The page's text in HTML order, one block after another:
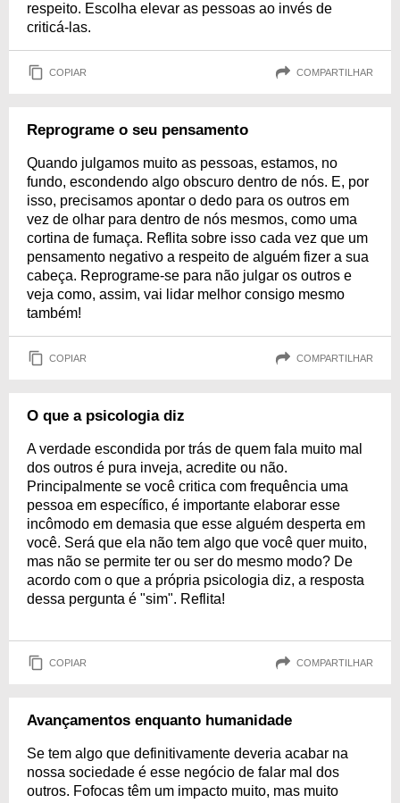
respeito. Escolha elevar as pessoas ao invés de
criticá-las.
COPIAR COMPARTILHAR
Reprograme o seu pensamento
Quando julgamos muito as pessoas, estamos, no
fundo, escondendo algo obscuro dentro de nós. E, por
isso, precisamos apontar o dedo para os outros em
vez de olhar para dentro de nós mesmos, como uma
cortina de fumaça. Reflita sobre isso cada vez que um
pensamento negativo a respeito de alguém fizer a sua
cabeça. Reprograme-se para não julgar os outros e
veja como, assim, vai lidar melhor consigo mesmo
também!
COPIAR COMPARTILHAR
O que a psicologia diz
A verdade escondida por trás de quem fala muito mal
dos outros é pura inveja, acredite ou não.
Principalmente se você critica com frequência uma
pessoa em específico, é importante elaborar esse
incômodo em demasia que esse alguém desperta em
você. Será que ela não tem algo que você quer muito,
mas não se permite ter ou ser do mesmo modo? De
acordo com o que a própria psicologia diz, a resposta
dessa pergunta é "sim". Reflita!
COPIAR COMPARTILHAR
Avançamentos enquanto humanidade
Se tem algo que definitivamente deveria acabar na
nossa sociedade é esse negócio de falar mal dos
outros. Fofocas têm um impacto muito, mas muito